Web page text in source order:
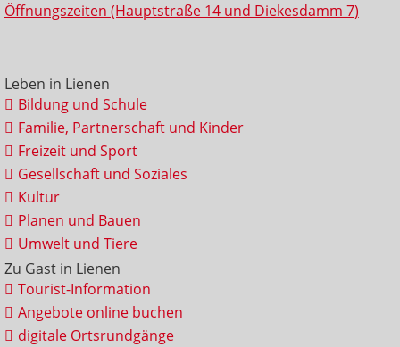
Öffnungszeiten (Hauptstraße 14 und Diekesdamm 7)
Leben in Lienen
Bildung und Schule
Familie, Partnerschaft und Kinder
Freizeit und Sport
Gesellschaft und Soziales
Kultur
Planen und Bauen
Umwelt und Tiere
Zu Gast in Lienen
Tourist-Information
Angebote online buchen
digitale Ortsrundgänge